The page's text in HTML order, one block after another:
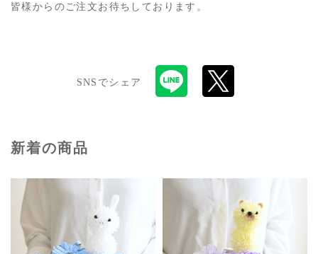
皆様からのご注文お待ちしております。
SNSでシェア
新着の商品